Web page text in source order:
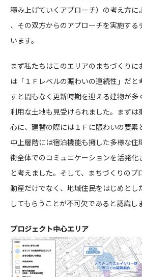
積み上げていくアプローチ）の考え方に
、その双方からのアプローチを実施する
います。
まず私たちはこのエリアのまちづくりに
は「１Ｆレベルの賑わいの連続性」だ
すと間もなく更新時期を迎える建物が多
利用な土地も見受けられました。まず
心に、建替の際には１Ｆに賑わいの要素
中上層階には宿泊機能も擁した多様な住
街全体でのコミュニケーションを活発化
と考えました。そして、まちづくりのプ
動産だけでなく、地域住民をはじめと
してもらうことが不可欠であると認識し
プロジェクト中心エリア